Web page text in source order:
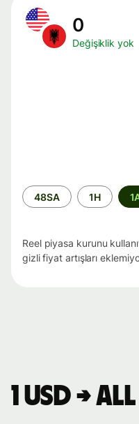
0
Değişiklik yok
Zaman
aralığı
48SA 1H
Reel piyasa kurunu
gizli fiyat artışları
1 USD →